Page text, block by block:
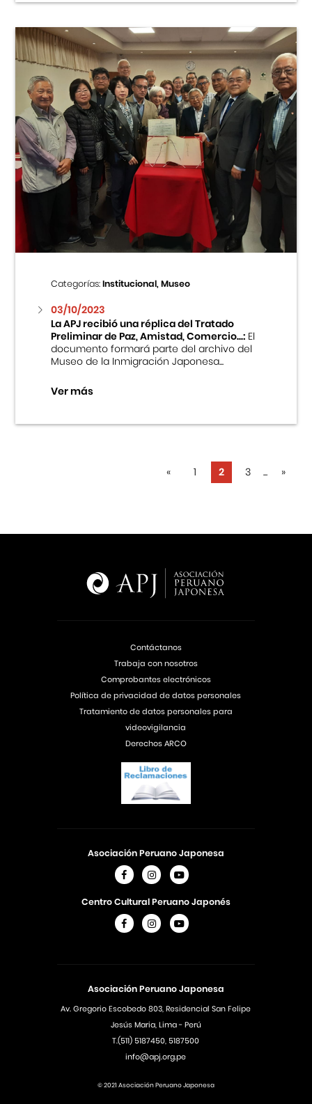
Categorías:Institucional, Museo
03/10/2023
La APJ recibió una réplica del Tratado
Preliminar de Paz, Amistad, Comercio...:El
documento formará parte del archivo del
Museo de la Inmigración Japonesa...
Ver más
« 1 2 3 ... »
Asociación Peruano Japonesa
Av. Gregorio Escobedo 803, Residencial San Felipe
Jesús Maria, Lima - Perú
T.(511) 5187450, 5187500
info@apj.org.pe
Asociación Peruano Japonesa
Centro Cultural Peruano Japonés
Contáctanos
Trabaja con nosotros
Comprobantes electrónicos
Política de privacidad de datos personales
Tratamiento de datos personales para
videovigilancia
Derechos ARCO
© 2021 Asociación Peruano Japonesa